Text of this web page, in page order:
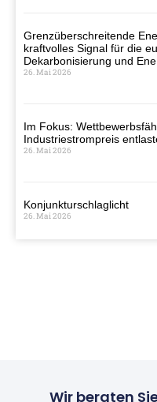
Grenzüberschreitende
kraftvolles Signal für die
Dekarbonisierung und
26. Mai 2026
Im Fokus:
Industriestrompreis
26. Mai 2026
Konjunkturschlaglicht
26. Mai 2026
Wir beraten